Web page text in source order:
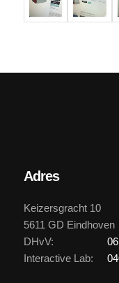
Adres
Keizersgracht 10
5611 GD
DHvV:
Interactive Lab: